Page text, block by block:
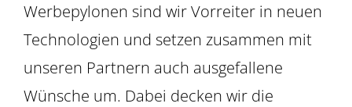
Werbepylonen sind wir Vorreiter in neuen
Technologien und setzen zusammen mit
unseren Partnern auch ausgefallene
Wünsche um. Dabei decken wir die